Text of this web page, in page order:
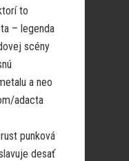
to
– legenda
scény
a neo
adacta
punková
desať